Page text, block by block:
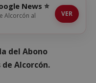
News ⭐
Alcorcón al
VER
del Abono
Alcorcón.